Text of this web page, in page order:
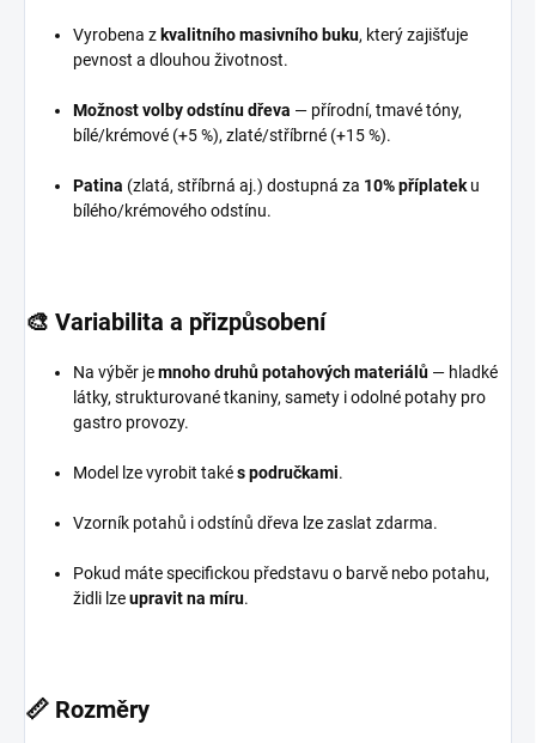
Vyrobena z kvalitního masivního buku, který zajišťuje
pevnost a dlouhou životnost.
Možnost volby odstínu dřeva — přírodní, tmavé tóny,
bílé/krémové (+5 %), zlaté/stříbrné (+15 %).
Patina (zlatá, stříbrná aj.) dostupná za 10% příplatek u
bílého/krémového odstínu.
🎨 Variabilita a přizpůsobení
Na výběr jemnoho druhů potahových materiálů — hladké
látky, strukturované tkaniny, samety i odolné potahy pro
gastro provozy.
Model lze vyrobit takés područkami.
Vzorník potahů i odstínů dřeva lze zaslat zdarma.
Pokud máte specifickou představu o barvě nebo potahu,
židli lzeupravit na míru.
📏 Rozměry